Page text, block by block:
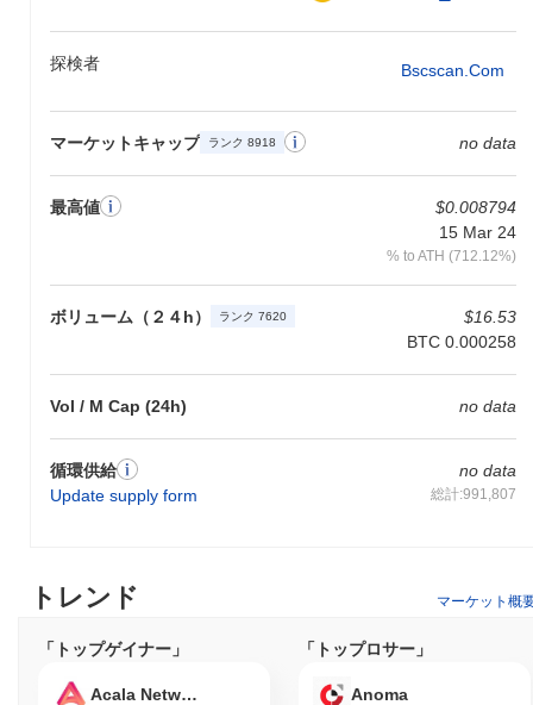
探検者 Bscscan.com
マーケットキャップ ランク 8918 no data
最高値
$0.008794
15 Mar 24
% to ATH (712.12%)
ボリューム（２４h） ランク 7620
$16.53
BTC 0.000258
Vol / M Cap (24h) no data
循環供給
Update supply form
no data
総計:991,807
SUPER DOGEは現在も活動中で、開発が進行中であり、活気あ
るコミュニティの存在があります。このトークンはさまざまなプ
クトの機能とユーティリティを向上させることへのコミットメン
トを示しています。
SUPER DOGEは誰のために設計されていますか？
SUPER DOGEは、Dogeブランドの遊び心を評価するミーム愛好
ティブな暗号体験に参加しながら投資機会を探求したい人々が含
まれます。さらに、ゲームプレイヤーやDeFiユーザーにも、エン
ターテインメントや金融活動に暗号通貨を取り入れる革新的な方
SUPER DOGEはどのように保護されていますか？
SUPER DOGEは、保有するトークンの数と「ステーク」する意
欲に基づいて、新しいブロックを作成し取引を確認するためにバ
利害関係を持つことを保証することで、ネットワークのセキュリ
率的なブロックチェーン保護を促進し、分散型エコシステムを育
トレンド マーケット概
「トップゲイナー」
Acala Network
「トップロサー」
Anoma